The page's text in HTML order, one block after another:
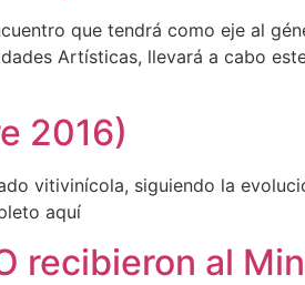
que tendrá como eje al
Artísticas, llevará a cabo
2016)
vitivinícola, siguiendo la
aquí
recibieron al